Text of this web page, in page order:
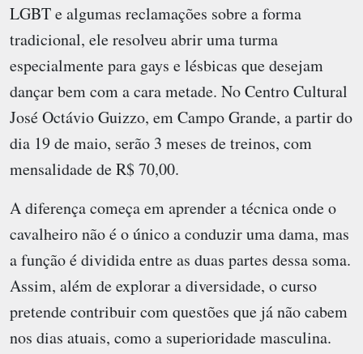
LGBT e algumas reclamações sobre a forma
tradicional, ele resolveu abrir uma turma
especialmente para gays e lésbicas que desejam
dançar bem com a cara metade. No Centro Cultural
José Octávio Guizzo, em Campo Grande, a partir do
dia 19 de maio, serão 3 meses de treinos, com
mensalidade de R$ 70,00.
A diferença começa em aprender a técnica onde o
cavalheiro não é o único a conduzir uma dama, mas
a função é dividida entre as duas partes dessa soma.
Assim, além de explorar a diversidade, o curso
pretende contribuir com questões que já não cabem
nos dias atuais, como a superioridade masculina.